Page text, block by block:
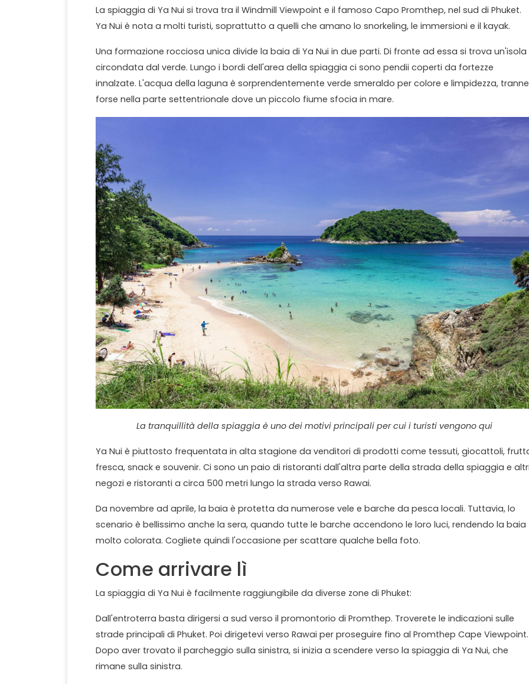
La spiaggia di Ya Nui si trova tra il Windmill Viewpoint e il famoso Capo Promthep, nel sud di Phuket.
Ya Nui è nota a molti turisti, soprattutto a quelli che amano lo snorkeling, le immersioni e il kayak.
Una formazione rocciosa unica divide la baia di Ya Nui in due parti. Di fronte ad essa si trova un'isola
circondata dal verde. Lungo i bordi dell'area della spiaggia ci sono pendii coperti da fortezze
innalzate. L'acqua della laguna è sorprendentemente verde smeraldo per colore e limpidezza, tranne
forse nella parte settentrionale dove un piccolo fiume sfocia in mare.
La tranquillità della spiaggia è uno dei motivi principali per cui i turisti vengono qui
Ya Nui è piuttosto frequentata in alta stagione da venditori di prodotti come tessuti, giocattoli,
fresca, snack e souvenir. Ci sono un paio di ristoranti dall'altra parte della strada della spiaggia e
negozi e ristoranti a circa 500 metri lungo la strada verso Rawai.
Da novembre ad aprile, la baia è protetta da numerose vele e barche da pesca locali. Tuttavia, lo
scenario è bellissimo anche la sera, quando tutte le barche accendono le loro luci, rendendo la baia
molto colorata. Cogliete quindi l'occasione per scattare qualche bella foto.
Come arrivare lì
La spiaggia di Ya Nui è facilmente raggiungibile da diverse zone di Phuket:
Dall'entroterra basta dirigersi a sud verso il promontorio di Promthep. Troverete le indicazioni sulle
strade principali di Phuket. Poi dirigetevi verso Rawai per proseguire fino al Promthep Cape Viewpoint.
Dopo aver trovato il parcheggio sulla sinistra, si inizia a scendere verso la spiaggia di Ya Nui, che
rimane sulla sinistra.